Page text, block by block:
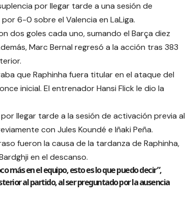
por llegar tarde a una sesión de
6-0 sobre el Valencia en LaLiga.
dos goles cada uno, sumando el Barça diez
Marc Bernal regresó a la acción tras 383
que Raphinha fuera titular en el ataque del
inicial. El entrenador Hansi Flick le dio la
llegar tarde a la sesión de activación previa al
con Jules Koundé e Iñaki Peña.
fueron la causa de la tardanza de Raphinha,
en el descanso.
más en el equipo, esto es lo que puedo decir”,
al partido, al ser preguntado por la ausencia